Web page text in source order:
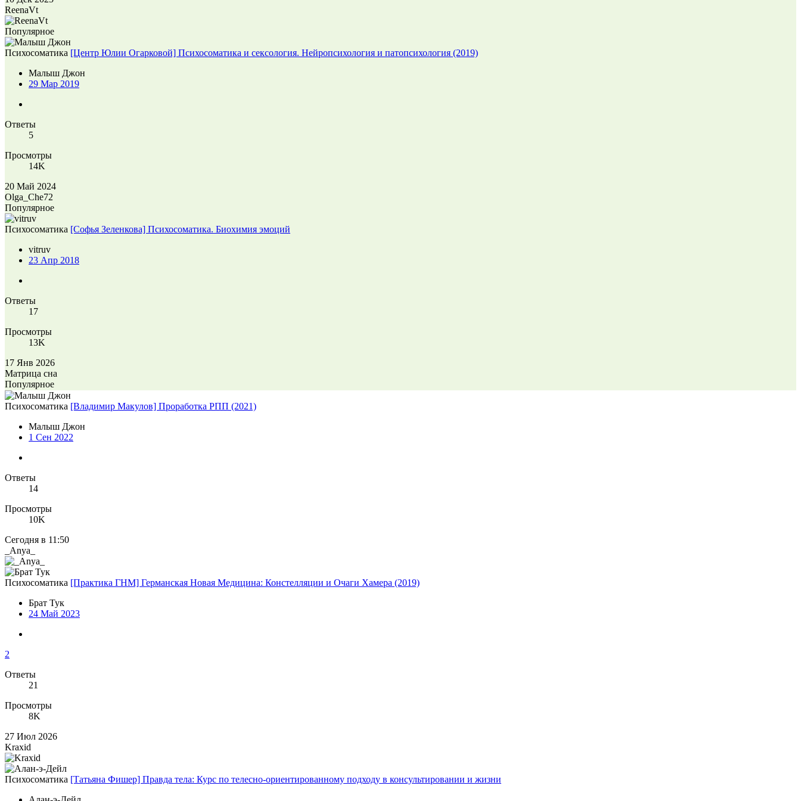
ReenaVt
Популярное
Психосоматика [Центр Юлии Огарковой] Психосоматика и сексология. Нейропсихология и патопсихология (2019)
Малыш Джон
29 Мар 2019
Ответы
5
Просмотры
14K
20 Май 2024
Olga_Che72
Популярное
Психосоматика [Софья Зеленкова] Психосоматика. Биохимия эмоций
vitruv
23 Апр 2018
Ответы
17
Просмотры
13K
17 Янв 2026
Матрица сна
Популярное
Психосоматика [Владимир Макулов] Проработка РПП (2021)
Малыш Джон
1 Сен 2022
Ответы
14
Просмотры
10K
Сегодня в 11:50
_Anya_
Психосоматика [Практика ГНМ] Германская Новая Медицина: Констелляции и Очаги Хамера (2019)
Брат Тук
24 Май 2023
2
Ответы
21
Просмотры
8K
27 Июл 2026
Kraxid
Психосоматика [Татьяна Фишер] Правда тела: Курс по телесно-ориентированному подходу в консультировании и жизни